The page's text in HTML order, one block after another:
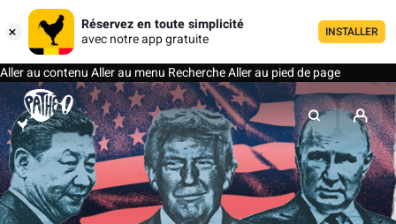
Réservez en toute simplicité
avec notre app gratuite
INSTALLER
Aller au contenuAller au menu RechercheAller au pied de page